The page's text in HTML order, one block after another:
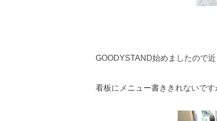
GOODYSTAND始めましたので
看板にメニュー書ききれないで